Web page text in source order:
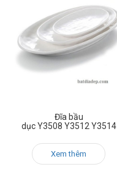
Đĩa bầu
dục Y3508 Y3512 Y3514
Xem thêm